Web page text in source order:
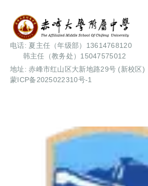
电话: 夏主任（年级部）13614768120
韩主任（教务处）15047575012
地址: 赤峰市红山区大新地路29号 (新校区)
蒙ICP备2025022310号-1